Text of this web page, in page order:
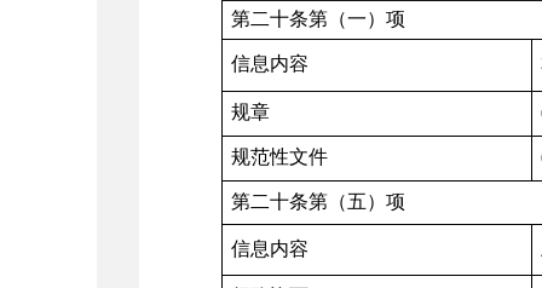
第二十条第（一）项
信息内容
规章
规范性文件
第二十条第（五）项
信息内容